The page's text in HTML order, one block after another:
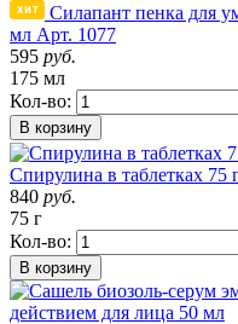
Силапант пенка для
мл Арт. 1077
595 руб.
175 мл
Кол-во:
В корзину
Спирулина в таблетках 75
840 руб.
75 г
Кол-во:
В корзину